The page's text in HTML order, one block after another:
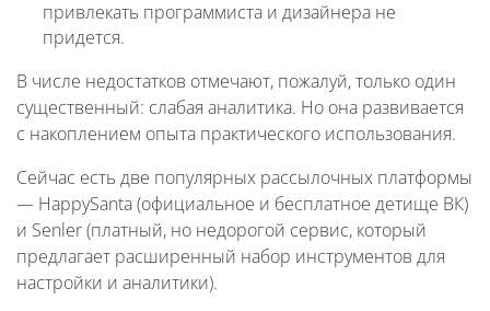
привлекать программиста и дизайнера не
придется.
В числе недостатков отмечают, пожалуй, только один
существенный: слабая аналитика. Но она развивается
с накоплением опыта практического использования.
Сейчас есть две популярных рассылочных платформы
— HappySanta (официальное и бесплатное детище ВК)
и Senler (платный, но недорогой сервис, который
предлагает расширенный набор инструментов для
настройки и аналитики).